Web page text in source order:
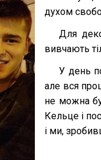
духом
Для
вивчають
У день
але вся
не можна
Кельце і
і ми,